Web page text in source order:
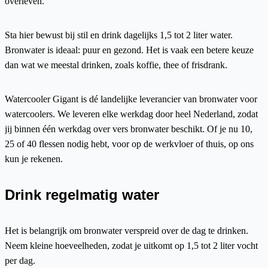
Sta hier bewust bij stil en drink dagelijks 1,5 tot 2 liter water.
Bronwater is ideaal: puur en gezond. Het is vaak een betere keuze
dan wat we meestal drinken, zoals koffie, thee of frisdrank.
Watercooler Gigant is dé landelijke leverancier van bronwater voor
watercoolers. We leveren elke werkdag door heel Nederland, zodat
jij binnen één werkdag over vers bronwater beschikt. Of je nu 10,
25 of 40 flessen nodig hebt, voor op de werkvloer of thuis, op ons
kun je rekenen.
Drink regelmatig water
Het is belangrijk om bronwater verspreid over de dag te drinken.
Neem kleine hoeveelheden, zodat je uitkomt op 1,5 tot 2 liter vocht
per dag.